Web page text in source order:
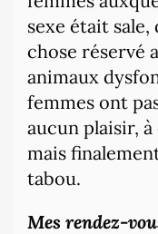
sexe était
chose réservé
animaux
femmes ont
aucun plaisir,
mais
tabou.
Mes rendez-